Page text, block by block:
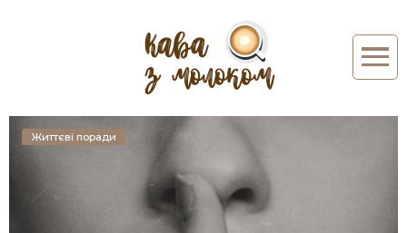
Життєві поради